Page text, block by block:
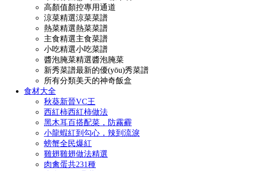
高顏值顏控專用通道
涼菜精選涼菜菜譜
熱菜精選熱菜菜譜
主食精選主食菜譜
小吃精選小吃菜譜
醬泡腌菜精選醬泡腌菜
新秀菜譜最新的優(yōu)秀菜譜
所有分類美天的神奇飯盒
食材大全
秋葵新晉VC王
西紅柿西紅柿做法
黑木耳百搭配菜，防霧霾
小龍蝦紅到勾心，辣到流淚
螃蟹全民爆紅
雞翅雞翅做法精選
肉禽蛋共231種